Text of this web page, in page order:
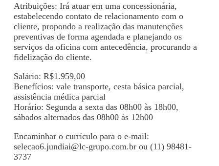
Atribuições: Irá atuar em uma concessionária,
estabelecendo contato de relacionamento com o
cliente, propondo a realização das manutenções
preventivas de forma agendada e planejando os
serviços da oficina com antecedência, procurando a
fidelização do cliente.
Salário: R$1.959,00
Benefícios: vale transporte, cesta básica parcial,
assistência médica parcial
Horário: Segunda a sexta das 08h00 às 18h00,
sábados alternados das 08h00 às 12h00
Encaminhar o currículo para o e-mail:
selecao6.jundiai@lc-grupo.com.br ou (11) 98481-
3737